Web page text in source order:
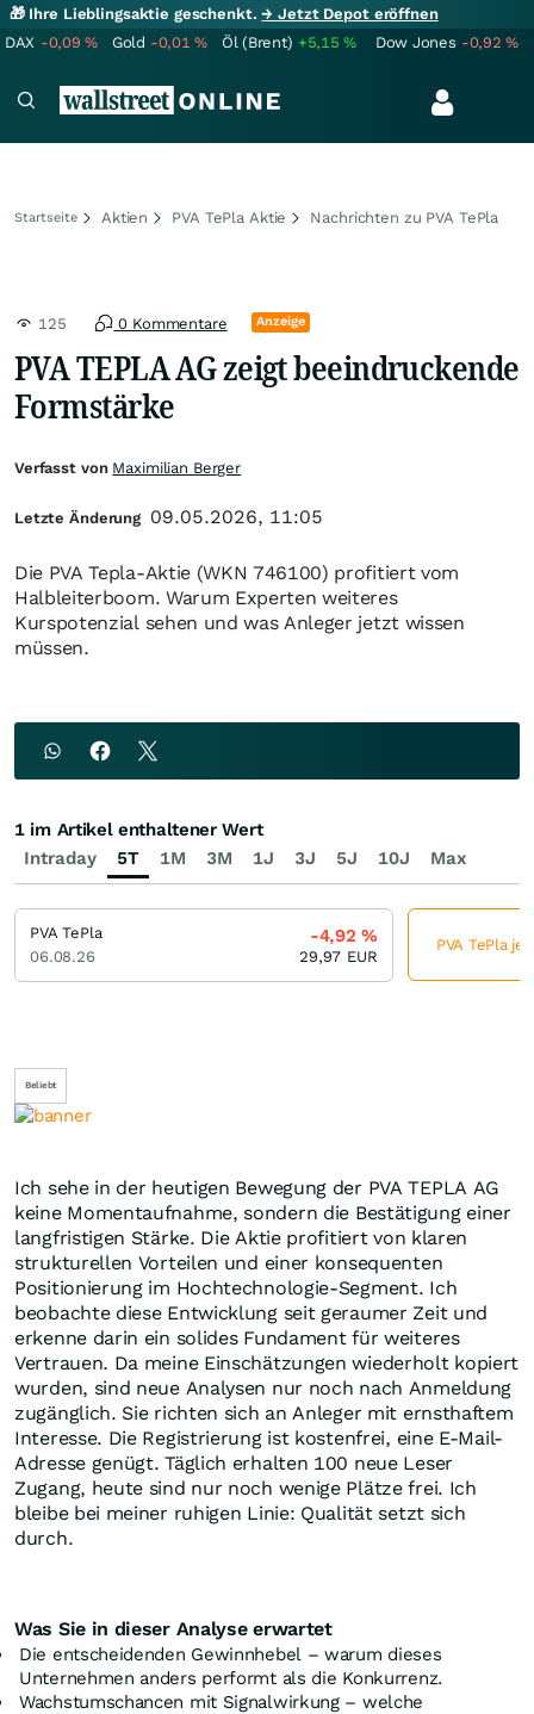
🎁 Ihre Lieblingsaktie geschenkt.→ Jetzt Depot eröffnen
DAX -0,09% Gold -0,01% Öl (Brent) +5,15% Dow Jones -0,92%
Startseite Aktien PVA TePla Aktie Nachrichten zu PVA TePla
125 0 Kommentare Anzeige
PVA TEPLA AG zeigt beeindruckende
Formstärke
Die PVA Tepla-Aktie (WKN 746100) profitiert vom
Halbleiterboom. Warum Experten weiteres
Kurspotenzial sehen und was Anleger jetzt wissen
müssen.
Beliebt
Ich sehe in der heutigen Bewegung der PVA TEPLA AG
keine Momentaufnahme, sondern die Bestätigung einer
langfristigen Stärke. Die Aktie profitiert von klaren
strukturellen Vorteilen und einer konsequenten
Positionierung im Hochtechnologie-Segment. Ich
beobachte diese Entwicklung seit geraumer Zeit und
erkenne darin ein solides Fundament für weiteres
Vertrauen. Da meine Einschätzungen wiederholt kopiert
wurden, sind neue Analysen nur noch nach Anmeldung
zugänglich. Sie richten sich an Anleger mit ernsthaftem
Interesse. Die Registrierung ist kostenfrei, eine E-Mail-
Adresse genügt. Täglich erhalten 100 neue Leser
Zugang, heute sind nur noch wenige Plätze frei. Ich
bleibe bei meiner ruhigen Linie: Qualität setzt sich
durch.
Was Sie in dieser Analyse erwartet
Die entscheidenden Gewinnhebel – warum dieses
Unternehmen anders performt als die Konkurrenz.
Wachstumschancen mit Signalwirkung – welche
Verfasst von Maximilian Berger
Letzte Änderung 09.05.2026, 11:05
Intraday 5T 1M 3M 1J 3J 5J 10J Max
1 im Artikel enthaltener Wert
PVA TePla
06.08.26
-4,92%
29,97 EUR
PVA TePla